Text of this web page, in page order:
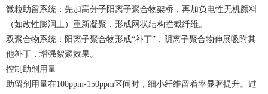
微粒助留系统：先加高分子阳离子聚合物架桥，再加负电性无机颜料
（如改性膨润土）重新凝聚，形成网状结构拦截纤维。
双聚合物系统：阳离子聚合物形成“补丁”，阴离子聚合物伸展吸附其
他补丁，增强絮聚效果。
控制助剂用量
助留剂用量在100ppm-150ppm区间时，细小纤维留着率显著提升。过